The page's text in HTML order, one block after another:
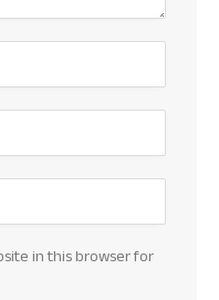
in this browser for